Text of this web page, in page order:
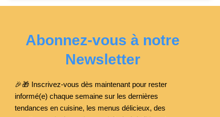
Abonnez-vous à notre
Newsletter
🎉🎁 Inscrivez-vous dès maintenant pour rester
informé(e) chaque semaine sur les dernières
tendances en cuisine, les menus délicieux, des